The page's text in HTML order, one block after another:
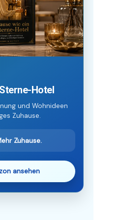
Hotel
und Wohnideen
Zuhause.
Zuhause.
ansehen